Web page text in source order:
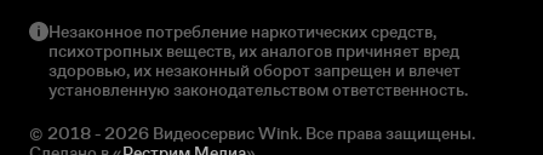
Незаконное потребление наркотических средств,
психотропных веществ, их аналогов причиняет вред
здоровью, их незаконный оборот запрещен и влечет
установленную законодательством ответственность.
© 2018 - 2026 Видеосервис Wink. Все права защищены.